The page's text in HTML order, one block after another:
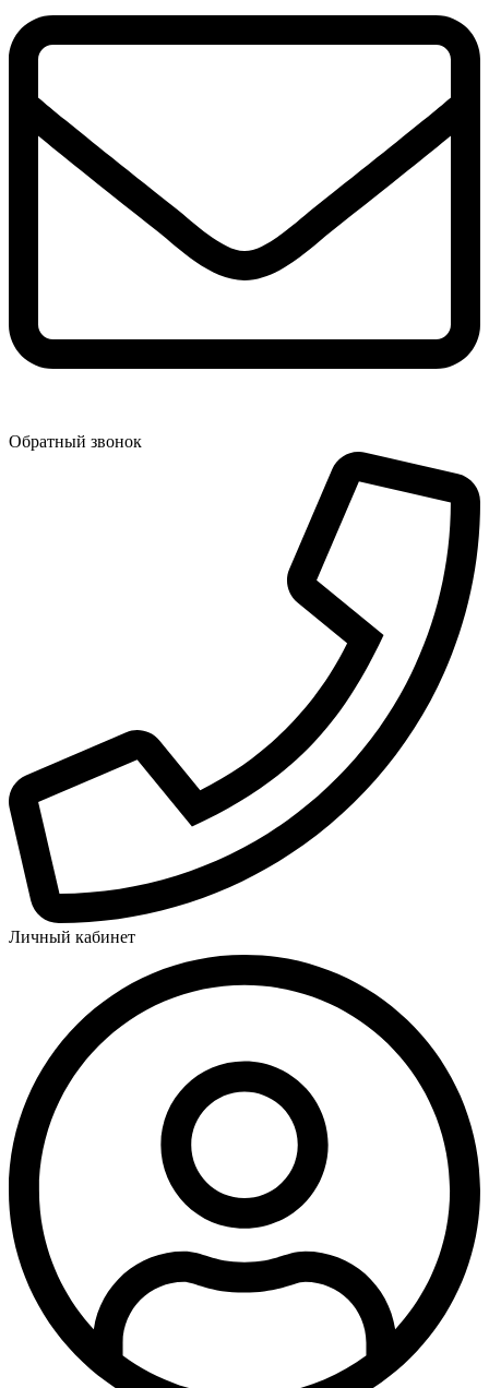
Обратный звонок
Личный кабинет